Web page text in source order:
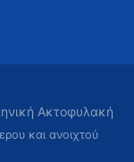
Ακτοφυλακή
και ανοιχτού